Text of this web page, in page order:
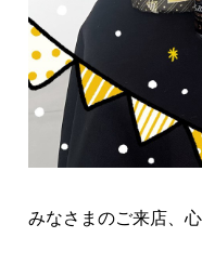
みなさまのご来店、